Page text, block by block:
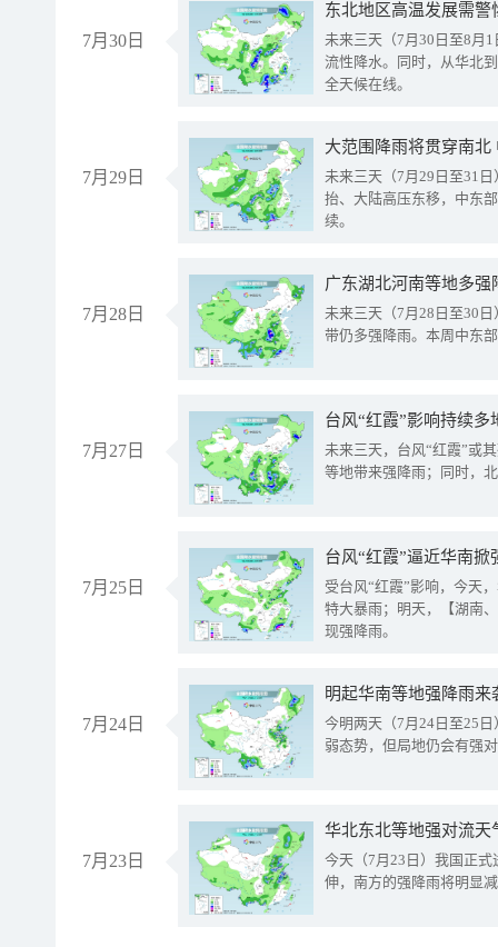
7月30日
东北地区高温发展需
未来三天（7月30日至8月
流性降水。同时，从华北
全天候在线。
7月29日
大范围降雨将贯穿南
未来三天（7月29日至31
抬、大陆高压东移，中东
续。
7月28日
广东湖北河南等地多
未来三天（7月28日至30
带仍多强降雨。本周中东
7月27日
台风“红霞”影响持续
未来三天，台风“红霞”或
等地带来强降雨；同时，
7月25日
台风“红霞”逼近华南
受台风“红霞”影响，今天
特大暴雨；明天，【湖南
现强降雨。
7月24日
明起华南等地强降雨
今明两天（7月24日至25
弱态势，但局地仍会有强
7月23日
华北东北等地强对流天
今天（7月23日）我国正
伸，南方的强降雨将明显